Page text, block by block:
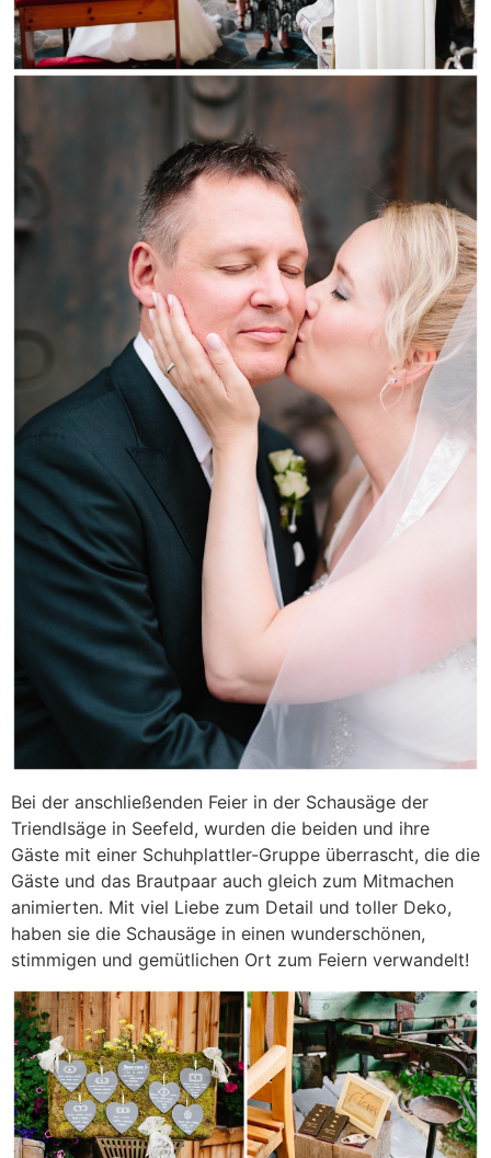
Bei der anschließenden Feier in der Schausäge der
Triendlsäge in Seefeld, wurden die beiden und ihre
Gäste mit einer Schuhplattler-Gruppe überrascht, die die
Gäste und das Brautpaar auch gleich zum Mitmachen
animierten. Mit viel Liebe zum Detail und toller Deko,
haben sie die Schausäge in einen wunderschönen,
stimmigen und gemütlichen Ort zum Feiern verwandelt!